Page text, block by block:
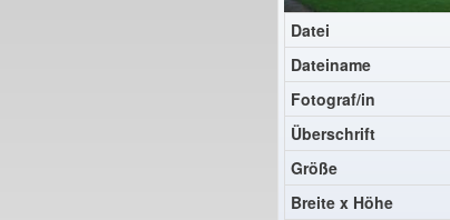
Datei
Dateiname
Fotograf/in
Überschrift
Größe
Breite x Höhe